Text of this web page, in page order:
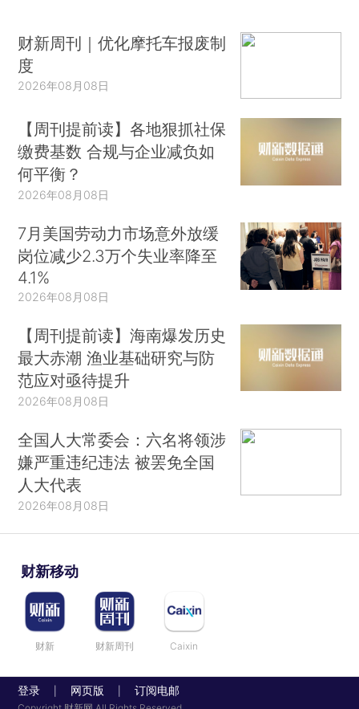
财新周刊｜优化摩托车报废制
度
2026年08月08日
【周刊提前读】各地狠抓社保
缴费基数 合规与企业减负如
何平衡？
2026年08月08日
7月美国劳动力市场意外放缓
岗位减少2.3万个失业率降至
4.1%
2026年08月08日
【周刊提前读】海南爆发历史
最大赤潮 渔业基础研究与防
范应对亟待提升
2026年08月08日
全国人大常委会：六名将领涉
嫌严重违纪违法 被罢免全国
人大代表
2026年08月08日
财新移动
财新 财新周刊 Caixin
登录 网页版 订阅电邮